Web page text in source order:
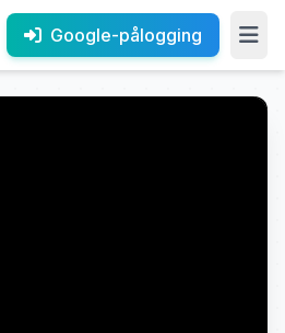
Google-pålogging